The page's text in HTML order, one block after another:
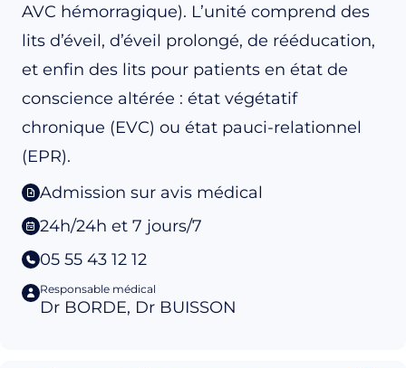
AVC hémorragique). L’unité comprend des
lits d’éveil, d’éveil prolongé, de rééducation,
et enfin des lits pour patients en état de
conscience altérée : état végétatif
chronique (EVC) ou état pauci-relationnel
(EPR).
Admission sur avis médical
24h/24h et 7 jours/7
05 55 43 12 12
Responsable médical
Dr BORDE, Dr BUISSON